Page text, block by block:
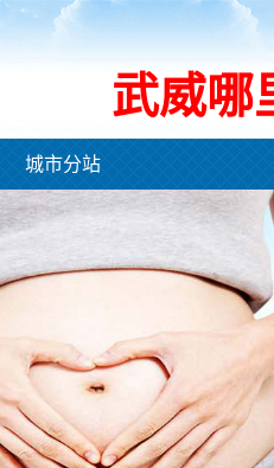
武威哪
城市分站